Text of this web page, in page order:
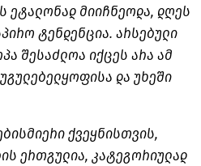
ეტალონად მიიჩნეოდა, დღეს
ტენდენცია. არსებული
შესაძლოა იქცეს არა ამ
და უხეში
ქვეყნისთვის,
ერთგულია, კატეგორიულად